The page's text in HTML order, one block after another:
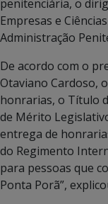
penitenciária, o
Empresas e
Administração
De acordo com o
Otaviano Cardoso,
honrarias, o Título
de Mérito
entrega de
do Regimento
para pessoas que
Ponta Porã”,